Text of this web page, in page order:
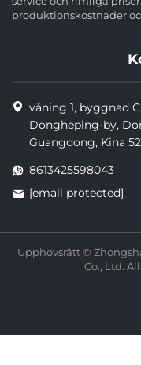
produktionskostnader
våning 1, byggnad
Dongheping-by,
Guangdong, Kina
8613425598043
[email protected]
Upphovsrätt ©
Co., Ltd.